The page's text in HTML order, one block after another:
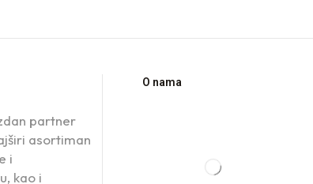
partner
asortiman
i
kao i
O nama